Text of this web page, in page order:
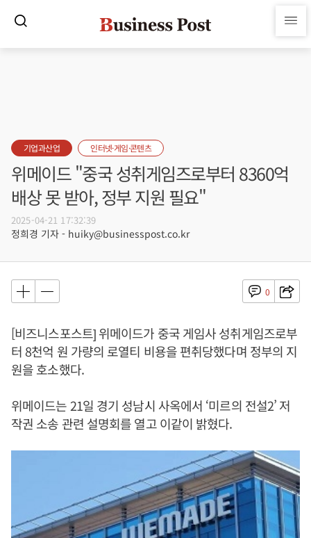
기업과산업 인터넷·게임·콘텐츠
위메이드 "중국 성취게임즈로부터 8360억
배상 못 받아, 정부 지원 필요"
2025-04-21 17:32:39
정희경 기자 - huiky@businesspost.co.kr
0
[비즈니스포스트] 위메이드가 중국 게임사 성취게임즈로부
터 8천억 원 가량의 로열티 비용을 편취당했다며 정부의 지
원을 호소했다.
위메이드는 21일 경기 성남시 사옥에서 ‘미르의 전설2’ 저
작권 소송 관련 설명회를 열고 이같이 밝혔다.